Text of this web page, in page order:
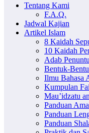
Tentang Kami
F.A.Q.
Jadwal Kajian
Artikel Islam
8 Kaidah
10 Kaidah
Adab
Bentuk-
Ilmu Bahasa
Kumpulan
Mau’idzatu
Panduan
Panduan
Panduan